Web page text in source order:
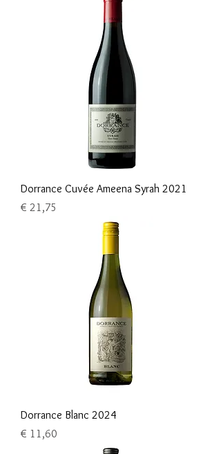
Dorrance Cuvée Ameena Syrah 2021
Prijs
€ 21,75
Dorrance Blanc 2024
Prijs
€ 11,60